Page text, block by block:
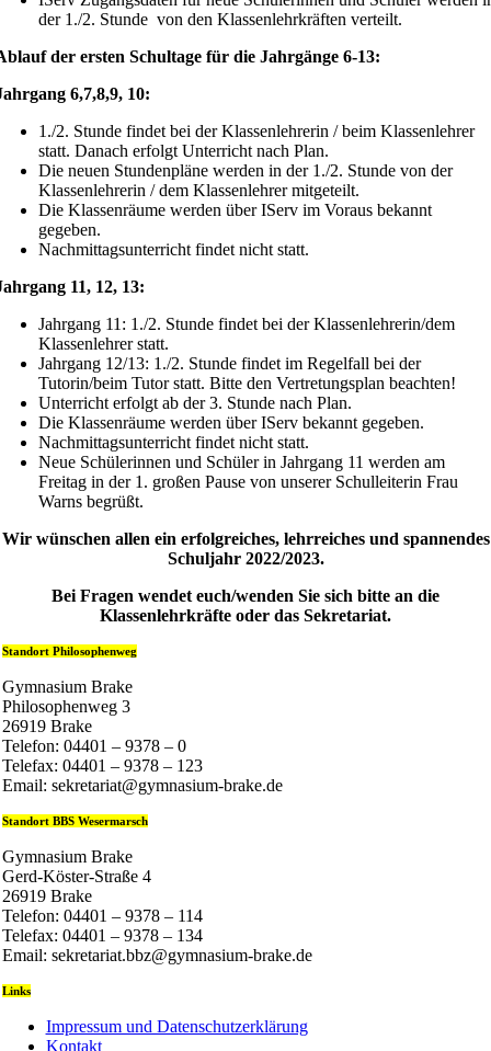
der 1./2. Stunde von den Klassenlehrkräften verteilt.
der ersten Schultage für die Jahrgänge 6-13:
6,7,8,9, 10:
1./2. Stunde findet bei der Klassenlehrerin / beim Klassenlehrer
statt. Danach erfolgt Unterricht nach Plan.
Die neuen Stundenpläne werden in der 1./2. Stunde von der
Klassenlehrerin / dem Klassenlehrer mitgeteilt.
Die Klassenräume werden über IServ im Voraus bekannt
gegeben.
Nachmittagsunterricht findet nicht statt.
11, 12, 13:
Jahrgang 11: 1./2. Stunde findet bei der Klassenlehrerin/dem
Klassenlehrer statt.
Jahrgang 12/13: 1./2. Stunde findet im Regelfall bei der
Tutorin/beim Tutor statt. Bitte den Vertretungsplan beachten!
Unterricht erfolgt ab der 3. Stunde nach Plan.
Die Klassenräume werden über IServ bekannt gegeben.
Nachmittagsunterricht findet nicht statt.
Neue Schülerinnen und Schüler in Jahrgang 11 werden am
Freitag in der 1. großen Pause von unserer Schulleiterin Frau
Warns begrüßt.
Wir wünschen allen ein erfolgreiches, lehrreiches und spannendes
Schuljahr 2022/2023.
Bei Fragen wendet euch/wenden Sie sich bitte an die
Klassenlehrkräfte oder das Sekretariat.
Standort Philosophenweg
Gymnasium Brake
Philosophenweg 3
26919 Brake
Telefon: 04401 – 9378 – 0
Telefax: 04401 – 9378 – 123
Email: sekretariat@gymnasium-brake.de
Standort BBS Wesermarsch
Gymnasium Brake
Gerd-Köster-Straße 4
26919 Brake
Telefon: 04401 – 9378 – 114
Telefax: 04401 – 9378 – 134
Email: sekretariat.bbz@gymnasium-brake.de
Links
Impressum und Datenschutzerklärung
Kontakt